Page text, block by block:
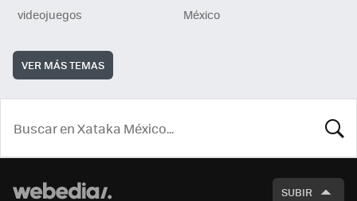
videojuegos
México
VER MÁS TEMAS
SUBIR